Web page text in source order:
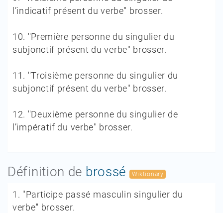
l’indicatif présent du verbe'' brosser.
10. ''Première personne du singulier du
subjonctif présent du verbe'' brosser.
11. ''Troisième personne du singulier du
subjonctif présent du verbe'' brosser.
12. ''Deuxième personne du singulier de
l’impératif du verbe'' brosser.
Définition de brossé Wiktionary
1. ''Participe passé masculin singulier du
verbe'' brosser.